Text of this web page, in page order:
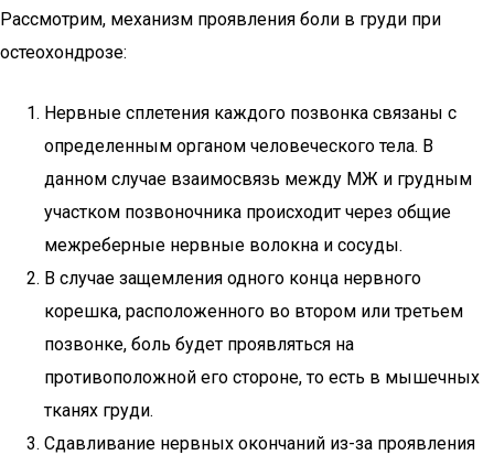
Рассмотрим, механизм проявления боли в груди при
остеохондрозе:
Нервные сплетения каждого позвонка связаны с
определенным органом человеческого тела. В
данном случае взаимосвязь между МЖ и грудным
участком позвоночника происходит через общие
межреберные нервные волокна и сосуды.
В случае защемления одного конца нервного
корешка, расположенного во втором или третьем
позвонке, боль будет проявляться на
противоположной его стороне, то есть в мышечных
тканях груди.
Сдавливание нервных окончаний из-за проявления